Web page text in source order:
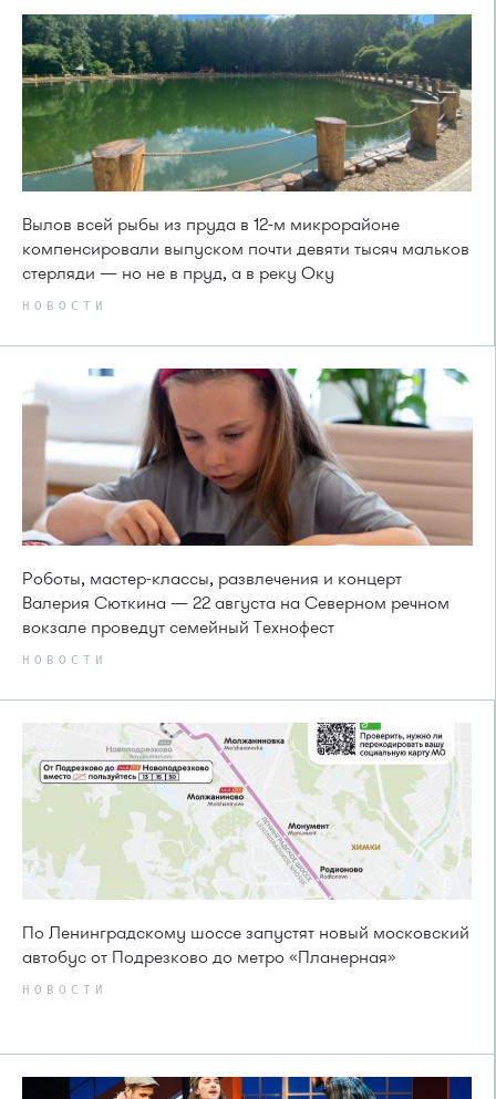
Вылов всей рыбы из пруда в 12-м микрорайоне
компенсировали выпуском почти девяти тысяч мальков
стерляди — но не в пруд, а в реку Оку
НОВОСТИ
Роботы, мастер-классы, развлечения и концерт
Валерия Сюткина — 22 августа на Северном речном
вокзале проведут семейный Технофест
НОВОСТИ
По Ленинградскому шоссе запустят новый московский
автобус от Подрезково до метро «Планерная»
НОВОСТИ